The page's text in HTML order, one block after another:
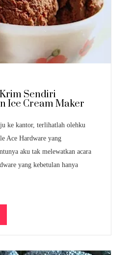
Sendiri
Ice Cream Maker
ke kantor, terlihatlah olehku
Ace Hardware yang
aku tak melewatkan acara
yang kebetulan hanya